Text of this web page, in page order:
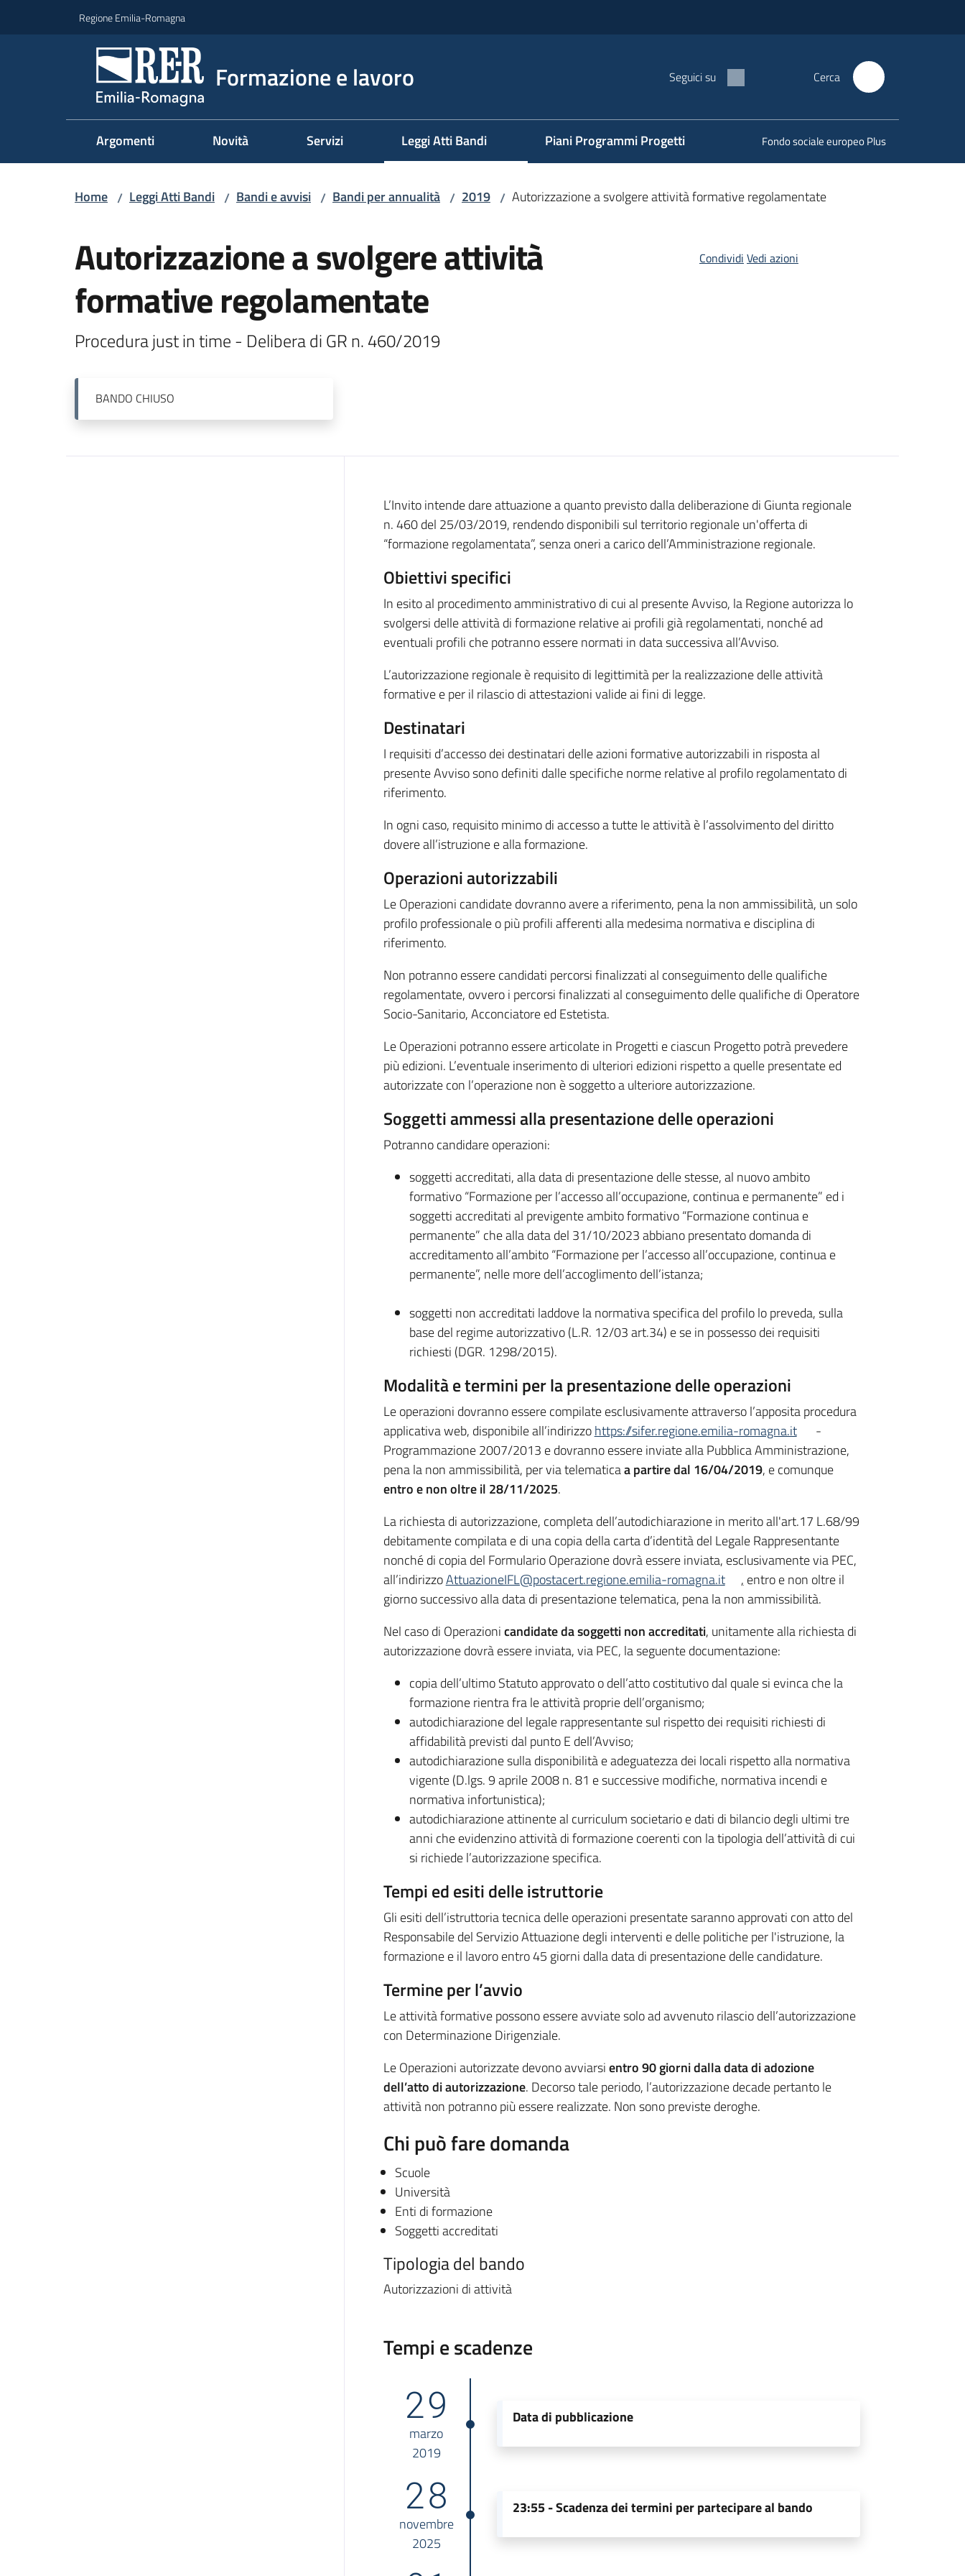
Regione Emilia-Romagna
Formazione e lavoro Seguici su Cerca
Argomenti Novità Servizi Leggi Atti Bandi Piani Programmi Progetti Fondo sociale europeo Plus
Home / Leggi Atti Bandi / Bandi e avvisi / Bandi per annualità / 2019 / Autorizzazione a svolgere attività formative regolamentate
Autorizzazione a svolgere attività
formative regolamentate
Procedura just in time - Delibera di GR n. 460/2019
BANDO CHIUSO
Condividi Vedi azioni
Descrizione
L’Invito intende dare attuazione a quanto previsto dalla deliberazione di Giunta regionale
n. 460 del 25/03/2019, rendendo disponibili sul territorio regionale un'offerta di
“formazione regolamentata”, senza oneri a carico dell’Amministrazione regionale.
Obiettivi specifici
In esito al procedimento amministrativo di cui al presente Avviso, la Regione autorizza lo
svolgersi delle attività di formazione relative ai profili già regolamentati, nonché ad
eventuali profili che potranno essere normati in data successiva all’Avviso.
L’autorizzazione regionale è requisito di legittimità per la realizzazione delle attività
formative e per il rilascio di attestazioni valide ai fini di legge.
Destinatari
I requisiti d’accesso dei destinatari delle azioni formative autorizzabili in risposta al
presente Avviso sono definiti dalle specifiche norme relative al profilo regolamentato di
riferimento.
In ogni caso, requisito minimo di accesso a tutte le attività è l’assolvimento del diritto
dovere all’istruzione e alla formazione.
Operazioni autorizzabili
Le Operazioni candidate dovranno avere a riferimento, pena la non ammissibilità, un solo
profilo professionale o più profili afferenti alla medesima normativa e disciplina di
riferimento.
Non potranno essere candidati percorsi finalizzati al conseguimento delle qualifiche
regolamentate, ovvero i percorsi finalizzati al conseguimento delle qualifiche di Operatore
Socio-Sanitario, Acconciatore ed Estetista.
Le Operazioni potranno essere articolate in Progetti e ciascun Progetto potrà prevedere
più edizioni. L’eventuale inserimento di ulteriori edizioni rispetto a quelle presentate ed
autorizzate con l’operazione non è soggetto a ulteriore autorizzazione.
Soggetti ammessi alla presentazione delle operazioni
Potranno candidare operazioni:
soggetti accreditati, alla data di presentazione delle stesse, al nuovo ambito
formativo “Formazione per l’accesso all’occupazione, continua e permanente” ed i
soggetti accreditati al previgente ambito formativo “Formazione continua e
permanente” che alla data del 31/10/2023 abbiano presentato domanda di
accreditamento all’ambito “Formazione per l’accesso all’occupazione, continua e
permanente”, nelle more dell’accoglimento dell’istanza;
soggetti non accreditati laddove la normativa specifica del profilo lo preveda, sulla
base del regime autorizzativo (L.R. 12/03 art.34) e se in possesso dei requisiti
richiesti (DGR. 1298/2015).
Modalità e termini per la presentazione delle operazioni
Le operazioni dovranno essere compilate esclusivamente attraverso l’apposita procedura
applicativa web, disponibile all’indirizzohttps://sifer.regione.emilia-romagna.it
-
Programmazione 2007/2013 e dovranno essere inviate alla Pubblica Amministrazione,
pena la non ammissibilità, per via telematicaa partire dal 16/04/2019, e comunque
entro e non oltre il 28/11/2025.
La richiesta di autorizzazione, completa dell’autodichiarazione in merito all'art.17 L.68/99
debitamente compilata e di una copia della carta d’identità del Legale Rappresentante
nonché di copia del Formulario Operazione dovrà essere inviata, esclusivamente via PEC,
all’indirizzoAttuazioneIFL@postacert.regione.emilia-romagna.it , entro e non oltre il
giorno successivo alla data di presentazione telematica, pena la non ammissibilità.
Nel caso di Operazionicandidate da soggetti non accreditati, unitamente alla richiesta di
autorizzazione dovrà essere inviata, via PEC, la seguente documentazione:
copia dell’ultimo Statuto approvato o dell’atto costitutivo dal quale si evinca che la
formazione rientra fra le attività proprie dell’organismo;
autodichiarazione del legale rappresentante sul rispetto dei requisiti richiesti di
affidabilità previsti dal punto E dell’Avviso;
autodichiarazione sulla disponibilità e adeguatezza dei locali rispetto alla normativa
vigente (D.lgs. 9 aprile 2008 n. 81 e successive modifiche, normativa incendi e
normativa infortunistica);
autodichiarazione attinente al curriculum societario e dati di bilancio degli ultimi tre
anni che evidenzino attività di formazione coerenti con la tipologia dell’attività di cui
si richiede l’autorizzazione specifica.
Tempi ed esiti delle istruttorie
Gli esiti dell’istruttoria tecnica delle operazioni presentate saranno approvati con atto del
Responsabile del Servizio Attuazione degli interventi e delle politiche per l'istruzione, la
formazione e il lavoro entro 45 giorni dalla data di presentazione delle candidature.
Termine per l’avvio
Le attività formative possono essere avviate solo ad avvenuto rilascio dell’autorizzazione
con Determinazione Dirigenziale.
Le Operazioni autorizzate devono avviarsientro 90 giorni dalla data di adozione
dell’atto di autorizzazione. Decorso tale periodo, l’autorizzazione decade pertanto le
attività non potranno più essere realizzate. Non sono previste deroghe.
Chi può fare domanda
Scuole
Università
Enti di formazione
Soggetti accreditati
Tipologia del bando
Autorizzazioni di attività
Tempi e scadenze
29
marzo
2019
Data di pubblicazione
28
novembre
2025
23:55 -Scadenza dei termini per partecipare al bando